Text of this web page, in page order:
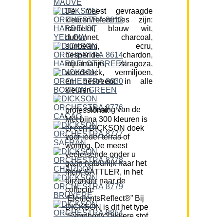
De meest gevraagde
kleuren/referenties zijn:
hardelot, blauw wit,
dubonnet, charcoal,
sunbeam, ecru,
hesperide, chardon,
aquamarijn, zaragoza,
woodstock, vermiljoen,
en gestreept in alle
kleuren.
Mening van de professional:
Met bijna 300 kleuren is
er een DICKSON doek
voor ieder terras of
woning. De meest
veeleisende onder u
gaan natuurlijk naar het
merk SATTLER, in het
bijzonder naar de
collectie
“ElementsReflect®” Bij
DICKSON is dit het type